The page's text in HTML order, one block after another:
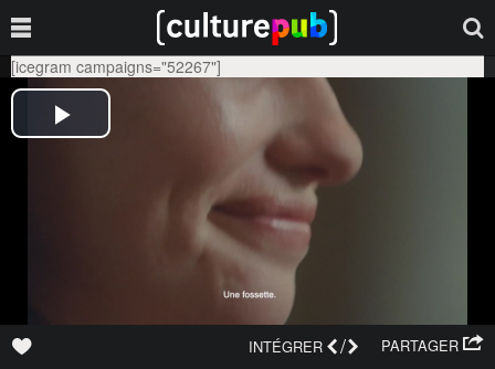
[icegram campaigns="52267"]
PARTAGER
INTÉGRER /